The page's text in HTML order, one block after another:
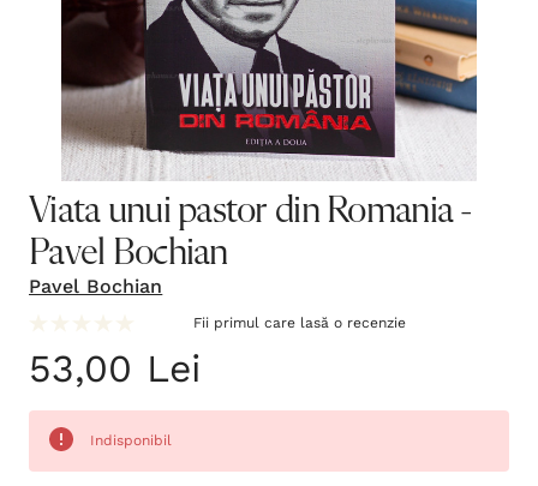
Viata unui pastor din Romania -
Pavel Bochian
Pavel Bochian
Fii primul care lasă o recenzie
53,00 Lei
Indisponibil